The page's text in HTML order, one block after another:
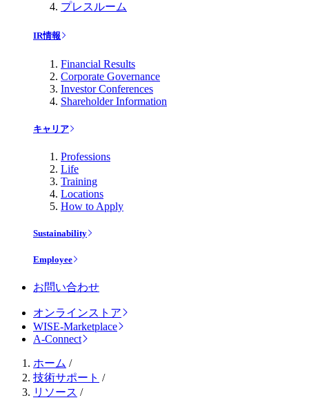
プレスルーム
IR情報
Financial Results
Corporate Governance
Investor Conferences
Shareholder Information
キャリア
Professions
Life
Training
Locations
How to Apply
Sustainability
Employee
お問い合わせ
オンラインストア
WISE-Marketplace
A-Connect
ホーム /
技術サポート /
リソース /